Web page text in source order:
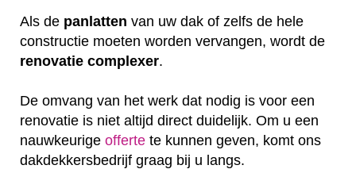
Als de panlatten van uw dak of zelfs de hele
constructie moeten worden vervangen, wordt de
renovatie complexer.
De omvang van het werk dat nodig is voor een
renovatie is niet altijd direct duidelijk. Om u een
nauwkeurige offerte te kunnen geven, komt ons
dakdekkersbedrijf graag bij u langs.